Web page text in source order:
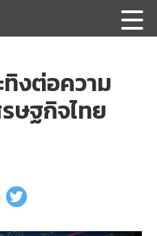
งต่อความ
ษฐกิจไทย